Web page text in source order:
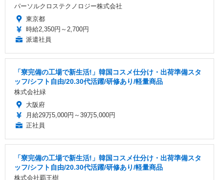
パーソルクロステクノロジー株式会社
東京都
時給2,350円～2,700円
派遣社員
「寮完備の工場で新生活!」韓国コスメ仕分け・出荷準備スタ
ッフ/シフト自由/20.30代活躍/研修あり/軽量商品
株式会社緑
大阪府
月給29万5,000円～39万5,000円
正社員
「寮完備の工場で新生活!」韓国コスメ仕分け・出荷準備スタ
ッフ/シフト自由/20.30代活躍/研修あり/軽量商品
株式会社覇王樹